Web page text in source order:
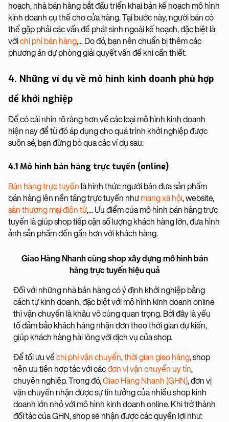
hoạch, nhà bán hàng bắt đầu triển khai bản kế hoạch mô hình
kinh doanh cụ thể cho cửa hàng. Tại bước này, người bán có
thể gặp phải các vấn đề phát sinh ngoài kế hoạch, đặc biệt là
vớichi phí bán hàng,... Do đó, bạn nên chuẩn bị thêm các
phương án dự phòng giải quyết vấn đề khi cần thiết.
4. Những ví dụ về mô hình kinh doanh phù hợp
để khởi nghiệp
Để có cái nhìn rõ ràng hơn về các loại mô hình kinh doanh
hiện nay để từ đó áp dụng cho quá trình khởi nghiệp được
suôn sẻ, bạn đừng bỏ qua các ví dụ sau:
4.1 Mô hình bán hàng trực tuyến (online)
Bán hàng trực tuyến là hình thức người bán đưa sản phẩm
bán hàng lên nền tảng trực tuyến nhưmạng xã hội, website,
sàn thương mại điện tử,... Ưu điểm của mô hình bán hàng trực
tuyến là giúp shop tiếp cận số lượng khách hàng lớn, đưa hình
ảnh sản phẩm đến gần hơn với khách hàng.
Giao Hàng Nhanh cùng shop xây dựng mô hình bán
hàng trực tuyến hiệu quả
Đối với những nhà bán hàng có ý định khởi nghiệp bằng
cách tự kinh doanh, đặc biệt với mô hình kinh doanh online
thì vận chuyển là khâu vô cùng quan trọng. Bởi đây là yếu
tố đảm bảo khách hàng nhận đơn theo thời gian dự kiến,
giúp khách hàng hài lòng với dịch vụ của shop.
Để tối ưu vềchi phí vận chuyển,thời gian giao hàng, shop
nên ưu tiên hợp tác với cácđơn vị vận chuyển uy tín,
chuyên nghiệp. Trong đó,Giao Hàng Nhanh (GHN), đơn vị
vận chuyển nhận được sự tin tưởng của nhiều shop kinh
doanh lớn nhỏ với mô hình kinh doanh online. Khi trở thành
đối tác của GHN, shop sẽ nhận được các quyền lợi như: